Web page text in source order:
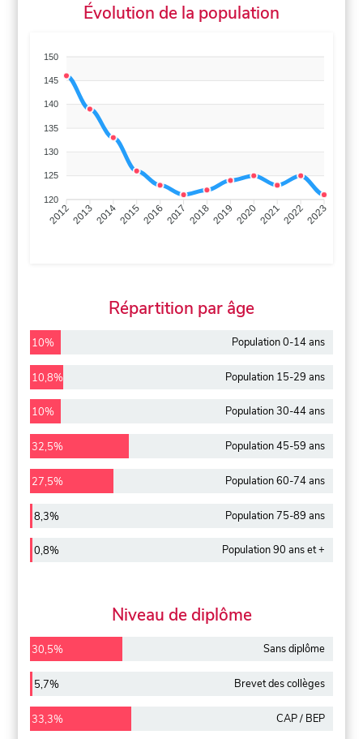
Évolution de la population
150
145
140
135
130
125
120
201220132014201520162017 20182019 2020202120222023
Répartition par âge
10% Population 0-14 ans
10,8% Population 15-29 ans
10% Population 30-44 ans
32,5% Population 45-59 ans
27,5% Population 60-74 ans
8,3% Population 75-89 ans
0,8% Population 90 ans et +
Niveau de diplôme
30,5% Sans diplôme
5,7% Brevet des collèges
33,3% CAP / BEP